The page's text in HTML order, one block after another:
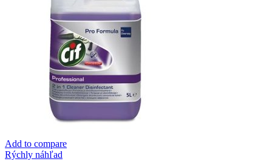
Add to compare
Rýchly náhľad